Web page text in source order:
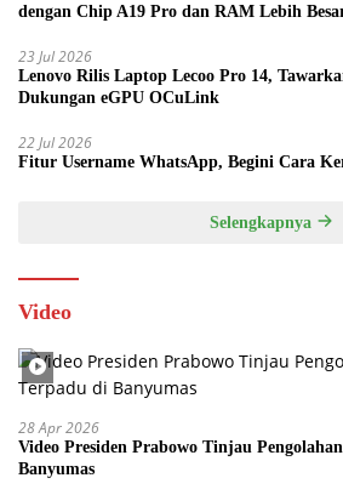
dengan Chip A19 Pro dan RAM Lebih
23 Jul 2026
Lenovo Rilis Laptop Lecoo Pro 14,
Dukungan eGPU OCuLink
22 Jul 2026
Fitur Username WhatsApp, Begini Cara
Selengkapnya
Video
28 Apr 2026
Video Presiden Prabowo Tinjau
Banyumas